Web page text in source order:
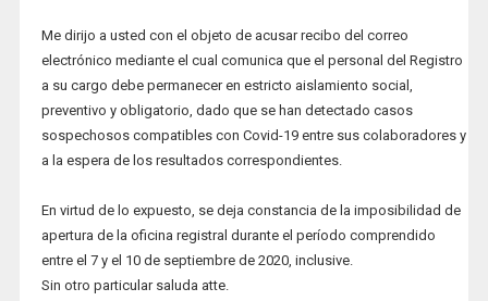
Me dirijo a usted con el objeto de acusar recibo del correo
electrónico mediante el cual comunica que el personal del Registro
a su cargo debe permanecer en estricto aislamiento social,
preventivo y obligatorio, dado que se han detectado casos
sospechosos compatibles con Covid-19 entre sus colaboradores y
a la espera de los resultados correspondientes.
En virtud de lo expuesto, se deja constancia de la imposibilidad de
apertura de la oficina registral durante el período comprendido
entre el 7 y el 10 de septiembre de 2020, inclusive.
Sin otro particular saluda atte.